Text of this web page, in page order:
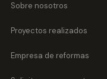
Sobre nosotros
Proyectos realizados
Empresa de reformas